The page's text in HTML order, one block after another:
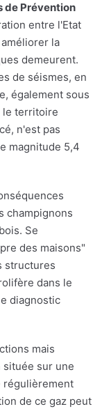
de Prévention
entre l'Etat
la
demeurent.
de séismes, en
également sous
le territoire
n'est pas
magnitude 5,4
champignons
Se
des maisons"
structures
dans le
diagnostic
mais
située sur une
régulièrement
de ce gaz peut